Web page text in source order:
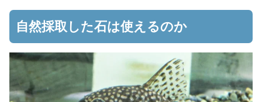
自然採取した石は使えるのか